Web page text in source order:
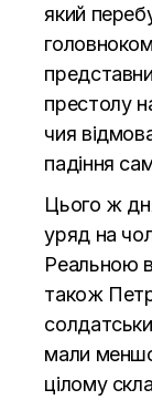
який
престолу
чия
падіння
Цього ж
уряд на
Реальною
також
мали
цілому